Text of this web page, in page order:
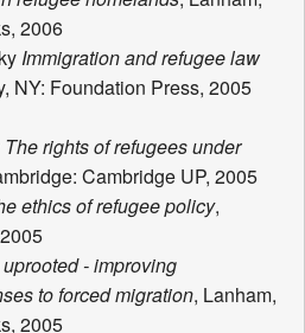
2006
Immigration and refugee law
NY: Foundation Press, 2005
The rights of refugees under
Cambridge UP, 2005
ethics of refugee policy,
uprooted - improving
to forced migration, Lanham,
2005